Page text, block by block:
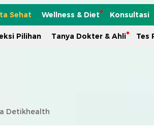
Sehat Wellness & Diet Konsultasi
Pilihan Tanya Dokter & Ahli Tes
Detikhealth